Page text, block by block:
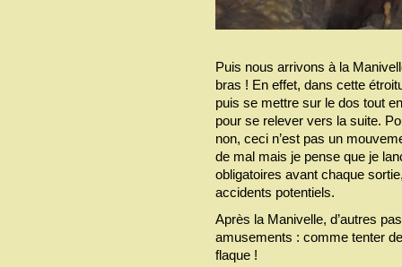
Puis nous arrivons à la
bras ! En effet, dans cette
puis se mettre sur le dos tout
pour se relever vers la suite.
non, ceci n’est pas un
de mal mais je pense que je
obligatoires avant chaque
accidents potentiels.
Après la Manivelle, d’autres
amusements : comme tenter
flaque !